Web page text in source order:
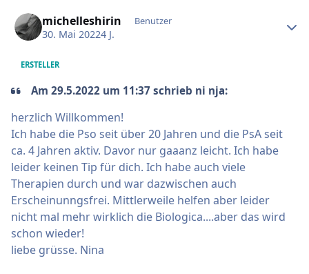
michelleshirin Benutzer
30. Mai 20224 J.
ERSTELLER
Am 29.5.2022 um 11:37 schrieb ni nja:
herzlich Willkommen!
Ich habe die Pso seit über 20 Jahren und die PsA seit
ca. 4 Jahren aktiv. Davor nur gaaanz leicht. Ich habe
leider keinen Tip für dich. Ich habe auch viele
Therapien durch und war dazwischen auch
Erscheinunngsfrei. Mittlerweile helfen aber leider
nicht mal mehr wirklich die Biologica....aber das wird
schon wieder!
liebe grüsse. Nina